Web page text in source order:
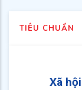
TIÊU CHUẨN
Xã